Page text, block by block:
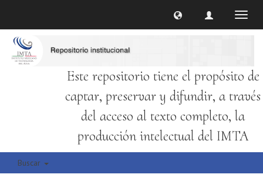
Este repositorio tiene el propósito de
captar, preservar y difundir, a través
del acceso al texto completo, la
producción intelectual del IMTA
Buscar